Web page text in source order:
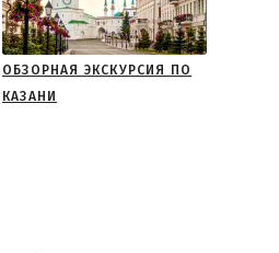
ОБЗОРНАЯ ЭКСКУРСИЯ ПО
КАЗАНИ